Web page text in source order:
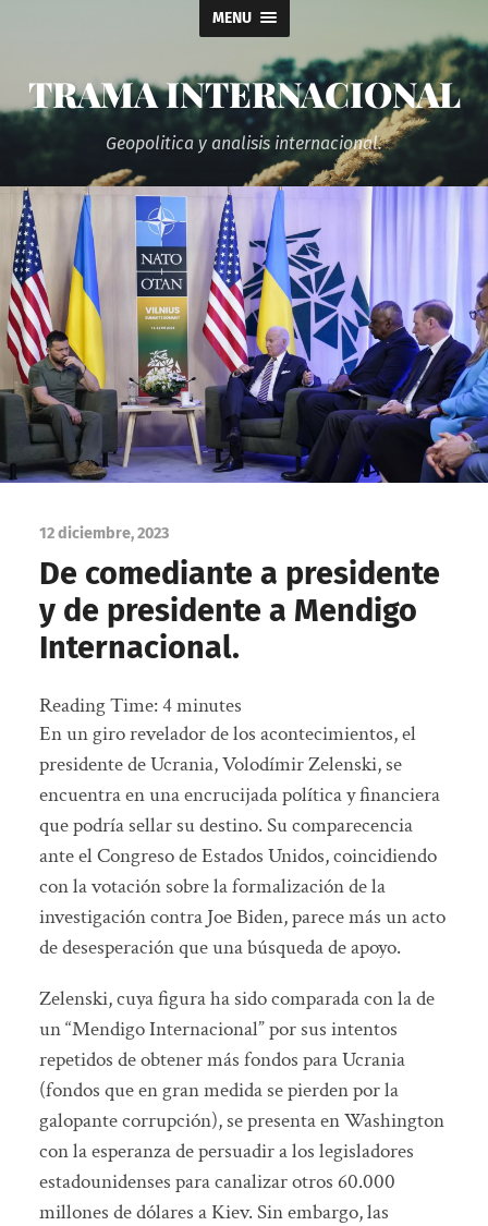
MENU
TRAMA INTERNACIONAL
Geopolitica y analisis internacional.
12 diciembre, 2023
De comediante a presidente
y de presidente a Mendigo
Internacional.
Reading Time:4minutes
En un giro revelador de los acontecimientos, el
presidente de Ucrania, Volodímir Zelenski, se
encuentra en una encrucijada política y financiera
que podría sellar su destino. Su comparecencia
ante el Congreso de Estados Unidos, coincidiendo
con la votación sobre la formalización de la
investigación contra Joe Biden, parece más un acto
de desesperación que una búsqueda de apoyo.
Zelenski, cuya figura ha sido comparada con la de
un “Mendigo Internacional” por sus intentos
repetidos de obtener más fondos para Ucrania
(fondos que en gran medida se pierden por la
galopante corrupción), se presenta en Washington
con la esperanza de persuadir a los legisladores
estadounidenses para canalizar otros 60.000
millones de dólares a Kiev. Sin embargo, las